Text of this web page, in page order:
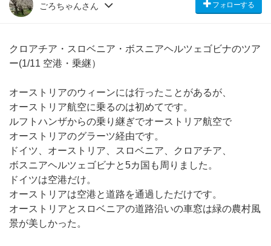
ごろちゃんさん フォローする
クロアチア・スロベニア・ボスニアヘルツェゴビナのツア
ー(1/11 空港・乗継）
オーストリアのウィーンには行ったことがあるが、
オーストリア航空に乗るのは初めてです。
ルフトハンザからの乗り継ぎでオーストリア航空で
オーストリアのグラーツ経由です。
ドイツ、オーストリア、スロベニア、クロアチア、
ボスニアヘルツェゴビナと5カ国も周りました。
ドイツは空港だけ。
オーストリアは空港と道路を通過しただけです。
オーストリアとスロベニアの道路沿いの車窓は緑の農村風
景が美しかった。